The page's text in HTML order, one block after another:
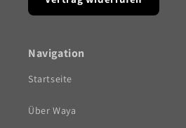
Navigation
Startseite
Über Waya